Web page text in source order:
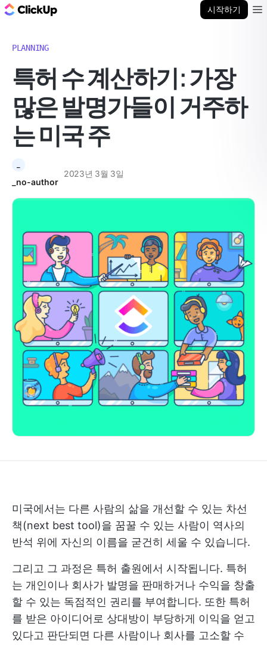
시작하기
PLANNING
특허 수 계산하기: 가장
많은 발명가들이 거주하
는 미국 주
_no-author
2023년 3월 3일
미국에서는 다른 사람의 삶을 개선할 수 있는 차선
책(next best tool)을 꿈꿀 수 있는 사람이 역사의
반석 위에 자신의 이름을 굳건히 세울 수 있습니다.
그리고 그 과정은 특허 출원에서 시작됩니다. 특허
는 개인이나 회사가 발명을 판매하거나 수익을 창출
할 수 있는 독점적인 권리를 부여합니다. 또한 특허
를 받은 아이디어로 상대방이 부당하게 이익을 얻고
있다고 판단되면 다른 사람이나 회사를 고소할 수